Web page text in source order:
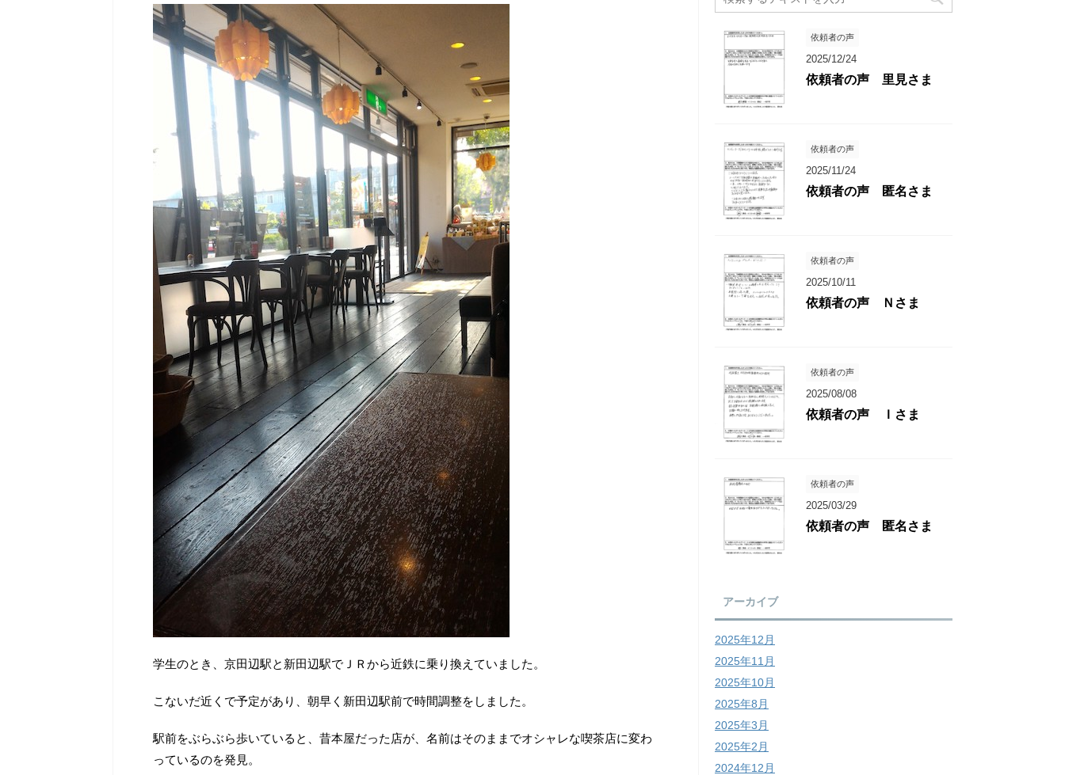
学生のとき、京田辺駅と新田辺駅でＪＲから近鉄に乗り換えていました。
こないだ近くで予定があり、朝早く新田辺駅前で時間調整をしました。
駅前をぶらぶら歩いていると、昔本屋だった店が、名前はそのままでオシャレな喫茶店に変わ
っているのを発見。
依頼者の声
2025/12/24
依頼者の声 里見さま
依頼者の声
2025/11/24
依頼者の声 匿名さま
依頼者の声
2025/10/11
依頼者の声 Ｎさま
依頼者の声
2025/08/08
依頼者の声 Ｉさま
依頼者の声
2025/03/29
依頼者の声 匿名さま
アーカイブ
2025年12月
2025年11月
2025年10月
2025年8月
2025年3月
2025年2月
2024年12月